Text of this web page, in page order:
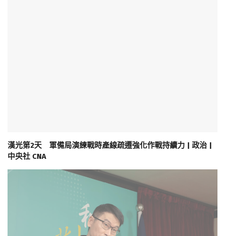
漢光第2天 軍備局演練戰時產線疏遷強化作戰持續力 | 政治 |
中央社 CNA